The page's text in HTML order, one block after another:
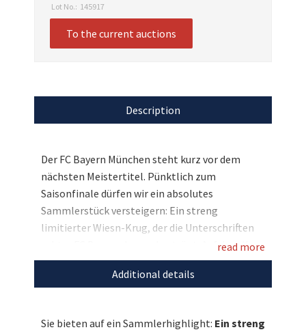
Lot No.: 145917
To the current auctions
Description
Der FC Bayern München steht kurz vor dem
nächsten Meistertitel. Pünktlich zum
Saisonfinale dürfen wir ein absolutes
Sammlerstück versteigern: Ein streng
limitierter Wiesn-Krug, der die Unterschriften
echter FC Bayern-Legenden trägt. Auf dem Krug
haben sich Michael Ballack, Stefan Effenberg,
Olaf Thon und Thomas Helmer verewigt. Eine
read more
Additional details
Sie bieten auf ein Sammlerhighlight: Ein streng